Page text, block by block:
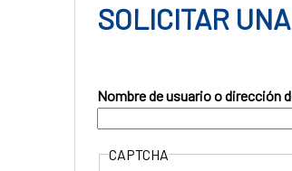
SOLICITAR
Nombre de usuario o dirección
CAPTCHA